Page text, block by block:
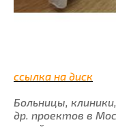
ссылка на диск
Больницы,
др. проектов в